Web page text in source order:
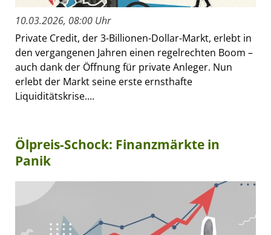
10.03.2026, 08:00 Uhr
Private Credit, der 3-Billionen-Dollar-Markt, erlebt in
den vergangenen Jahren einen regelrechten Boom –
auch dank der Öffnung für private Anleger. Nun
erlebt der Markt seine erste ernsthafte
Liquiditätskrise....
Ölpreis-Schock: Finanzmärkte in
Panik